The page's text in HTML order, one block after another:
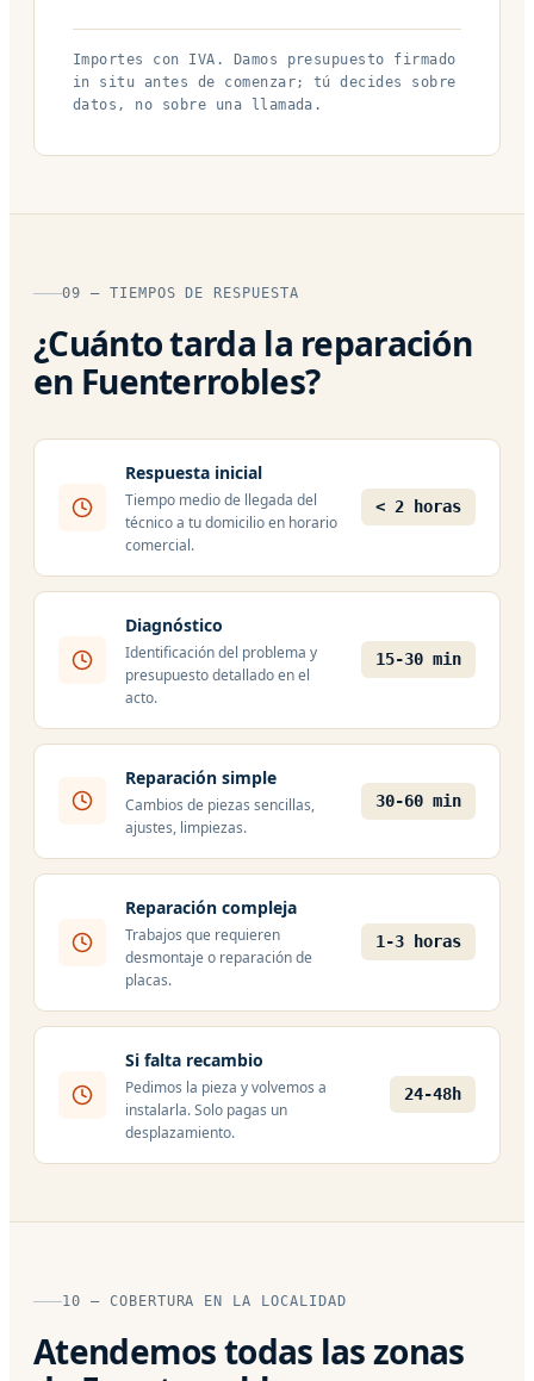
Importes con IVA. Damos presupuesto firmado
in situ antes de comenzar; tú decides sobre
datos, no sobre una llamada.
09 — TIEMPOS DE RESPUESTA
¿Cuánto tarda la reparación
en Fuenterrobles?
Respuesta inicial
Tiempo medio de llegada del
técnico a tu domicilio en horario
comercial.
< 2 horas
Diagnóstico
Identificación del problema y
presupuesto detallado en el
acto.
15-30 min
Reparación simple
Cambios de piezas sencillas,
ajustes, limpiezas.
30-60 min
Reparación compleja
Trabajos que requieren
desmontaje o reparación de
placas.
1-3 horas
Si falta recambio
Pedimos la pieza y volvemos a
instalarla. Solo pagas un
desplazamiento.
24-48h
10 — COBERTURA EN LA LOCALIDAD
Atendemos todas las zonas